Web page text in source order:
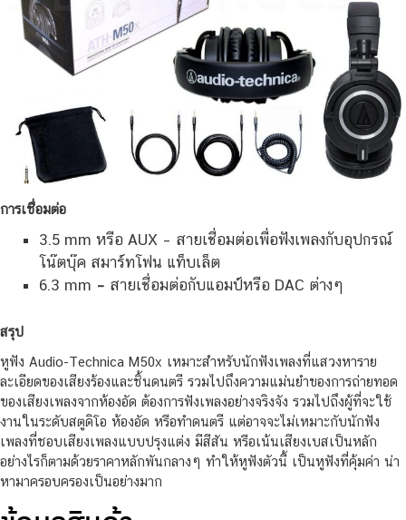
การเชื่อมต่อ
3.5 mm หรือ AUX – สายเชื่อมต่อเพื่อฟังเพลงกับอุปกรณ์
โน๊ตบุ๊ค สมาร์ทโฟน แท็บเล็ต
6.3 mm – สายเชื่อมต่อกับแอมป์หรือ DAC ต่างๆ
สรุป
หูฟัง Audio-Technica M50x เหมาะสำหรับนักฟังเพลงที่แสวงหาราย
ละเอียดของเสียงร้องและชิ้นดนตรี รวมไปถึงความแม่นยำของการถ่ายทอด
ของเสียงเพลงจากห้องอัด ต้องการฟังเพลงอย่างจริงจัง รวมไปถึงผู้ที่จะใช้
งานในระดับสตูดิโอ ห้องอัด หรือทำดนตรี แต่อาจจะไม่เหมาะกับนักฟัง
เพลงที่ชอบเสียงเพลงแบบปรุงแต่ง มีสีสัน หรือเน้นเสียงเบสเป็นหลัก
อย่างไรก็ตามด้วยราคาหลักพันกลางๆ ทำให้หูฟังตัวนี้ เป็นหูฟังที่คุ้มค่า น่า
หามาครอบครองเป็นอย่างมาก